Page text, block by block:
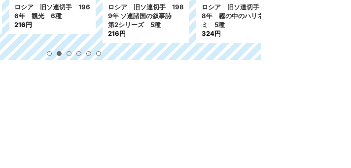
ア 旧ソ連切手 196
観光 6種
円
ロシア 旧ソ連切手 198
9年 ソ連諸国の叙事詩
第2シリーズ 5種
216円
ロシア 旧ソ連切手 198
8年 霧の中のハリネズ
ミ 5種
324円